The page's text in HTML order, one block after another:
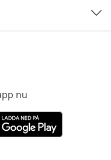
nu
i nytt fönster